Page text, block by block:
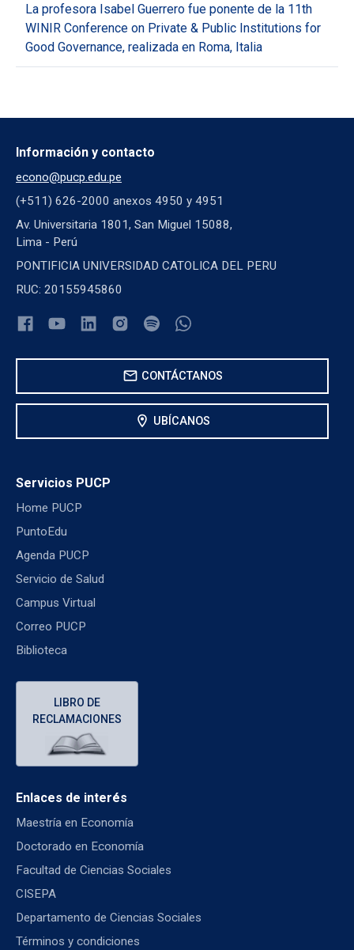
La profesora Isabel Guerrero fue ponente de la 11th
WINIR Conference on Private & Public Institutions for
Good Governance, realizada en Roma, Italia
Información y contacto
econo@pucp.edu.pe
(+511) 626-2000 anexos 4950 y 4951
Av. Universitaria 1801, San Miguel 15088,
Lima - Perú
PONTIFICIA UNIVERSIDAD CATOLICA DEL PERU
RUC: 20155945860
mail CONTÁCTANOS
location_on UBÍCANOS
Servicios PUCP
Home PUCP
PuntoEdu
Agenda PUCP
Servicio de Salud
Campus Virtual
Correo PUCP
Biblioteca
LIBRO DE
RECLAMACIONES
Enlaces de interés
Maestría en Economía
Doctorado en Economía
Facultad de Ciencias Sociales
CISEPA
Departamento de Ciencias Sociales
Términos y condiciones